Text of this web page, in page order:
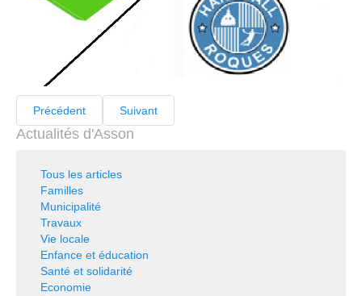
Précédent Suivant
Actualités d'Asson
Tous les articles
Familles
Municipalité
Travaux
Vie locale
Enfance et éducation
Santé et solidarité
Economie